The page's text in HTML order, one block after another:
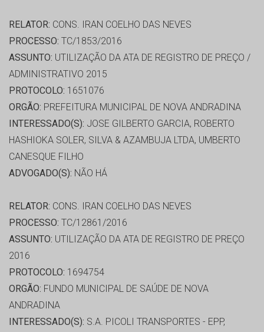
RELATOR: CONS. IRAN COELHO DAS NEVES
PROCESSO: TC/1853/2016
ASSUNTO: UTILIZAÇÃO DA ATA DE REGISTRO DE PREÇO /
ADMINISTRATIVO 2015
PROTOCOLO: 1651076
ORGÃO: PREFEITURA MUNICIPAL DE NOVA ANDRADINA
INTERESSADO(S): JOSE GILBERTO GARCIA, ROBERTO
HASHIOKA SOLER, SILVA & AZAMBUJA LTDA, UMBERTO
CANESQUE FILHO
ADVOGADO(S): NÃO HÁ
RELATOR: CONS. IRAN COELHO DAS NEVES
PROCESSO: TC/12861/2016
ASSUNTO: UTILIZAÇÃO DA ATA DE REGISTRO DE PREÇO
2016
PROTOCOLO: 1694754
ORGÃO: FUNDO MUNICIPAL DE SAÚDE DE NOVA
ANDRADINA
INTERESSADO(S): S.A. PICOLI TRANSPORTES - EPP,